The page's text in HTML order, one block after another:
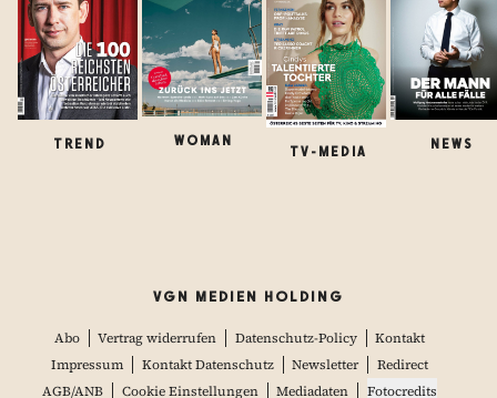
TREND WOMAN
TV-MEDIA
NEWS
VGN MEDIEN HOLDING
Abo Vertrag widerrufen Datenschutz-Policy
Kontakt
Impressum
Kontakt Datenschutz Newsletter
Redirect
AGB/ANB
Cookie Einstellungen Mediadaten Fotocredits